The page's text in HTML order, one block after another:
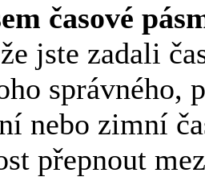
časové
jste zadali
správného,
nebo zimní
přepnout